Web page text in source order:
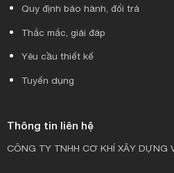
Quy định bảo hành, đổi trả
Thắc mắc, giải đáp
Yêu cầu thiết kế
Tuyển dụng
Thông tin liên hệ
CÔNG TY TNHH CƠ KHÍ XÂY DỰNG